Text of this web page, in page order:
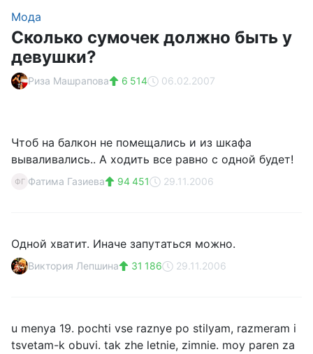
Мода
Сколько сумочек должно быть у
девушки?
Риза Машрапова 6 514 06.02.2007
Чтоб на балкон не помещались и из шкафа
вываливались.. А ходить все равно с одной будет!
ФГ Фатима Газиева 94 451 29.11.2006
Одной хватит. Иначе запутаться можно.
Виктория Лепшина 31 186 29.11.2006
u menya 19. pochti vse raznye po stilyam, razmeram i
tsvetam-k obuvi. tak zhe letnie, zimnie. moy paren za